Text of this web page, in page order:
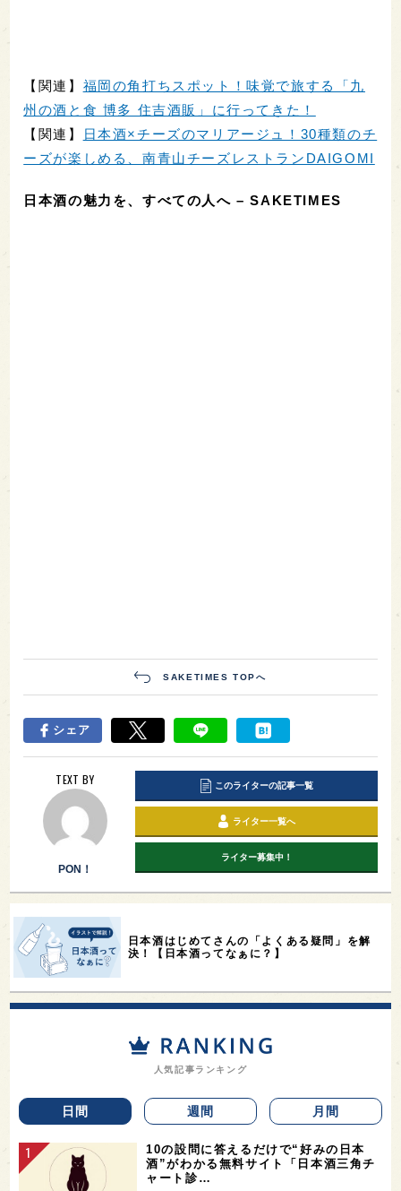
【関連】 福岡の角打ちスポット！味覚で旅する「九
州の酒と食 博多 住吉酒販」に行ってきた！
【関連】
日本酒×チーズのマリアージュ！30種類のチ
ーズが楽しめる、南青山チーズレストランDAIGOMI
日本酒の魅力を、すべての人へ – SAKETIMES
SAKETIMES TOPへ
シェア
TEXT BY
PON！
このライターの記事一覧
ライター一覧へ
ライター募集中！
日本酒はじめてさんの「よくある疑問」を解
決！【日本酒ってなぁに？】
人気記事ランキング
日間 週間 月間
10の設問に答えるだけで“好みの日本
酒”がわかる無料サイト「日本酒三角チ
ャート診…